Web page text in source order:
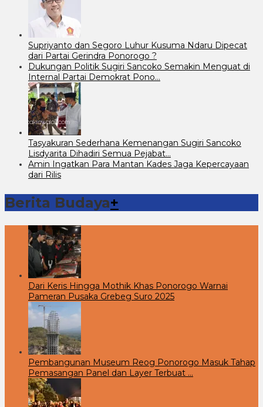
Supriyanto dan Segoro Luhur Kusuma Ndaru Dipecat
dari Partai Gerindra Ponorogo ?
Dukungan Politik Sugiri Sancoko Semakin Menguat di
Internal Partai Demokrat Pono…
Tasyakuran Sederhana Kemenangan Sugiri Sancoko
Lisdyarita Dihadiri Semua Pejabat…
Amin Ingatkan Para Mantan Kades Jaga Kepercayaan
dari Rilis
Berita Budaya+
Dari Keris Hingga Mothik Khas Ponorogo Warnai
Pameran Pusaka Grebeg Suro 2025
Pembangunan Museum Reog Ponorogo Masuk Tahap
Pemasangan Panel dan Layer Terbuat …